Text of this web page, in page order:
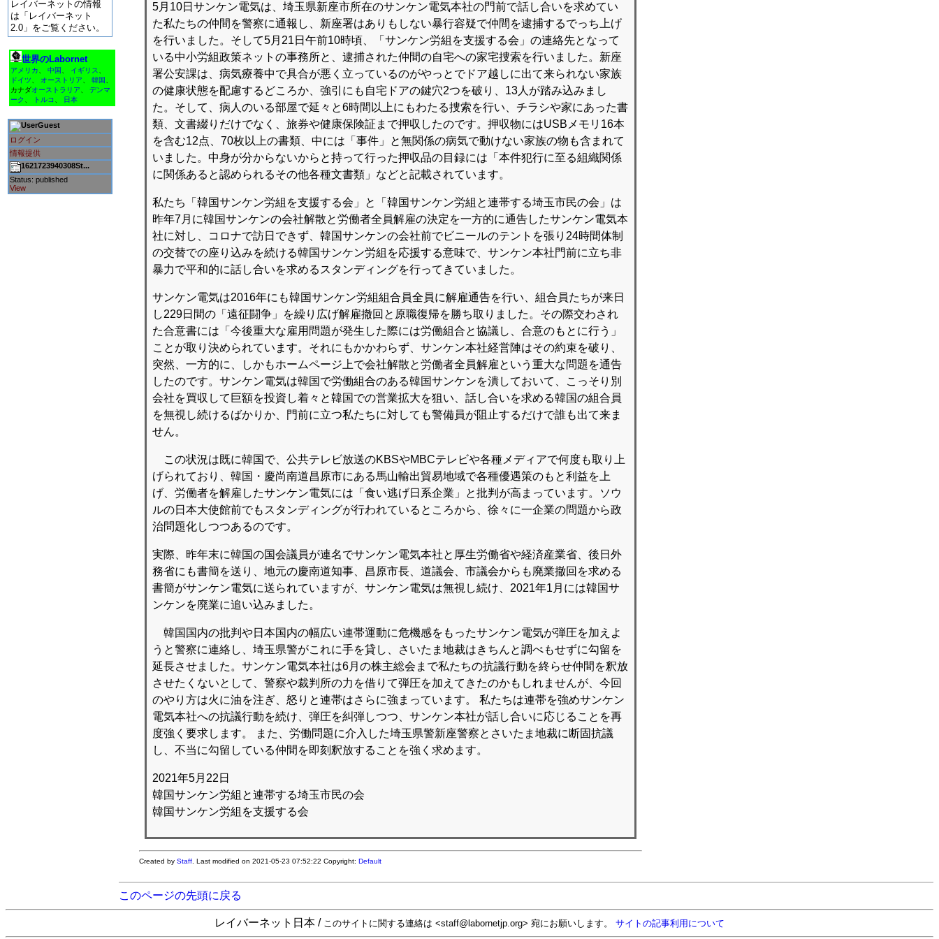
レイバーネットの情報
は「レイバーネット
2.0」をご覧ください。
世界のLabornet
アメリカ 中国 イギリス
ドイツ
オーストリア 韓国
カナダオーストラリア
デンマ
ーク
トルコ 日本
Guest
ログイン
情報提供
1621723940308St...
Status: published
View
5月10日サンケン電気は、埼玉県新座市所在のサンケン電気本社の門前で話し合いを求めてい
た私たちの仲間を警察に通報し、新座署はありもしない暴行容疑で仲間を逮捕するでっち上げ
を行いました。そして5月21日午前10時頃、「サンケン労組を支援する会」の連絡先となって
いる中小労組政策ネットの事務所と、逮捕された仲間の自宅への家宅捜索を行いました。新座
署公安課は、病気療養中で具合が悪く立っているのがやっとでドア越しに出て来られない家族
の健康状態を配慮するどころか、強引にも自宅ドアの鍵穴2つを破り、13人が踏み込みまし
た。そして、病人のいる部屋で延々と6時間以上にもわたる捜索を行い、チラシや家にあった書
類、文書綴りだけでなく、旅券や健康保険証まで押収したのです。押収物にはUSBメモリ16本
を含む12点、70枚以上の書類、中には「事件」と無関係の病気で動けない家族の物も含まれて
いました。中身が分からないからと持って行った押収品の目録には「本件犯行に至る組織関係
に関係あると認められるその他各種文書類」などと記載されています。
私たち「韓国サンケン労組を支援する会」と「韓国サンケン労組と連帯する埼玉市民の会」は
昨年7月に韓国サンケンの会社解散と労働者全員解雇の決定を一方的に通告したサンケン電気本
社に対し、コロナで訪日できず、韓国サンケンの会社前でビニールのテントを張り24時間体制
の交替での座り込みを続ける韓国サンケン労組を応援する意味で、サンケン本社門前に立ち非
暴力で平和的に話し合いを求めるスタンディングを行ってきていました。
サンケン電気は2016年にも韓国サンケン労組組合員全員に解雇通告を行い、組合員たちが来日
し229日間の「遠征闘争」を繰り広げ解雇撤回と原職復帰を勝ち取りました。その際交わされ
た合意書には「今後重大な雇用問題が発生した際には労働組合と協議し、合意のもとに行う」
ことが取り決められています。それにもかかわらず、サンケン本社経営陣はその約束を破り、
突然、一方的に、しかもホームページ上で会社解散と労働者全員解雇という重大な問題を通告
したのです。サンケン電気は韓国で労働組合のある韓国サンケンを潰しておいて、こっそり別
会社を買収して巨額を投資し着々と韓国での営業拡大を狙い、話し合いを求める韓国の組合員
を無視し続けるばかりか、門前に立つ私たちに対しても警備員が阻止するだけで誰も出て来ま
せん。
この状況は既に韓国で、公共テレビ放送のKBSやMBCテレビや各種メディアで何度も取り上
げられており、韓国・慶尚南道昌原市にある馬山輸出貿易地域で各種優遇策のもと利益を上
げ、労働者を解雇したサンケン電気には「食い逃げ日系企業」と批判が高まっています。ソウ
ルの日本大使館前でもスタンディングが行われているところから、徐々に一企業の問題から政
治問題化しつつあるのです。
実際、昨年末に韓国の国会議員が連名でサンケン電気本社と厚生労働省や経済産業省、後日外
務省にも書簡を送り、地元の慶南道知事、昌原市長、道議会、市議会からも廃業撤回を求める
書簡がサンケン電気に送られていますが、サンケン電気は無視し続け、2021年1月には韓国サ
ンケンを廃業に追い込みました。
韓国国内の批判や日本国内の幅広い連帯運動に危機感をもったサンケン電気が弾圧を加えよ
うと警察に連絡し、埼玉県警がこれに手を貸し、さいたま地裁はきちんと調べもせずに勾留を
延長させました。サンケン電気本社は6月の株主総会まで私たちの抗議行動を終らせ仲間を釈放
させたくないとして、警察や裁判所の力を借りて弾圧を加えてきたのかもしれませんが、今回
のやり方は火に油を注ぎ、怒りと連帯はさらに強まっています。 私たちは連帯を強めサンケン
電気本社への抗議行動を続け、弾圧を糾弾しつつ、サンケン本社が話し合いに応じることを再
度強く要求します。 また、労働問題に介入した埼玉県警新座警察とさいたま地裁に断固抗議
し、不当に勾留している仲間を即刻釈放することを強く求めます。
2021年5月22日
韓国サンケン労組と連帯する埼玉市民の会
韓国サンケン労組を支援する会
Created byStaff . Last modified on 2021-05-23 07:52:22Copyright:Default
このページの先頭に戻る
レイバーネット日本 / このサイトに関する連絡は <staff@labornetjp.org> 宛にお願いします。 サイトの記事利用について